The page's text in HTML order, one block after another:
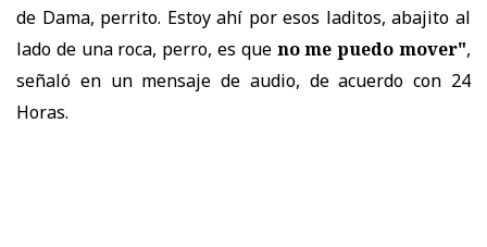
de Dama, perrito. Estoy ahí por esos laditos, abajito al
lado de una roca, perro, es que no me puedo mover",
señaló en un mensaje de audio, de acuerdo con 24
Horas.